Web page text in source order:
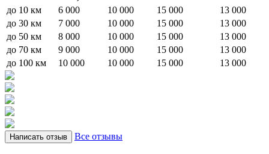
до 10 км
6 000 10 000 15 000
13 000
до 30 км
7 000 10 000 15 000
13 000
до 50 км
8 000 10 000 15 000
13 000
до 70 км
9 000 10 000 15 000
13 000
до 100 км
10 000 10 000 15 000 13 000
Написать отзыв Все отзывы